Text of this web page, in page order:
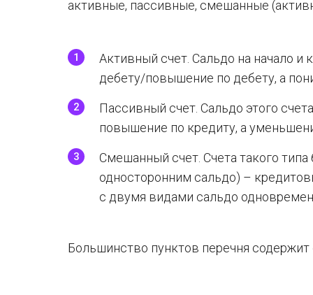
активные, пассивные, смешанные
Активный счет. Сальдо на начало и
дебету/повышение по дебету, а
Пассивный счет. Сальдо этого
повышение по кредиту, а
Смешанный счет. Счета такого
односторонним сальдо) –
с двумя видами сальдо
Большинство пунктов перечня содержит